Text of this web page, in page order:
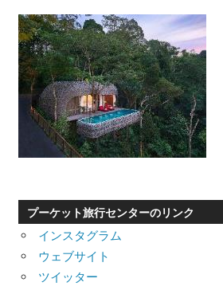
プーケット旅行センターのリンク
インスタグラム
ウェブサイト
ツイッター